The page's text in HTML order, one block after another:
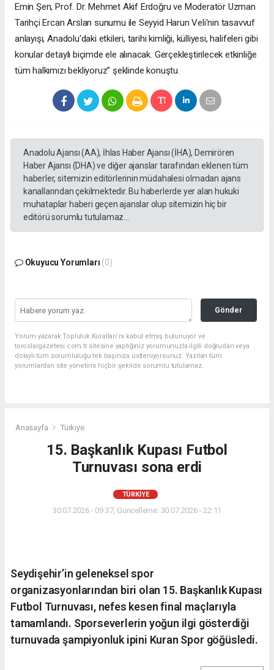
Emin Şen, Prof. Dr. Mehmet Akif Erdoğru ve Moderatör Uzman
Tarihçi Ercan Arslan sunumu ile Seyyid Harun Veli'nin tasavvuf
anlayışı, Anadolu'daki etkileri, tarihi kimliği, külliyesi, halifeleri gibi
konular detaylı biçimde ele alınacak. Gerçekleştirilecek etkinliğe
tüm halkımızı bekliyoruz” şeklinde konuştu.
Anadolu Ajansı (AA), İhlas Haber Ajansı (İHA), Demirören
Haber Ajansı (DHA) ve diğer ajanslar tarafından eklenen tüm
haberler, sitemizin editörlerinin müdahalesi olmadan ajans
kanallarından çekilmektedir. Bu haberlerde yer alan hukuki
muhataplar haberi geçen ajanslar olup sitemizin hiç bir
editörü sorumlu tutulamaz...
Okuyucu Yorumları (0)
Gönder
Yorum yazarak Topluluk Kuralları’nı kabul etmiş bulunuyor ve
toroslargazetesi.com.tr sitesine yaptığınız yorumunuzla ilgili doğrudan veya
dolaylı tüm sorumluluğu tek başınıza üstleniyorsunuz. Yazılan tüm
yorumlardan site yönetimi hiçbir şekilde sorumlu tutulamaz.
Anasayfa Türkiye
15. Başkanlık Kupası Futbol
Turnuvası sona erdi
TÜRKIYE
30.07.2026 - 09:37, Güncelleme: 30.07.2026 - 22:11
Seydişehir’in geleneksel spor
organizasyonlarından biri olan 15. Başkanlık Kupası
Futbol Turnuvası, nefes kesen final maçlarıyla
tamamlandı. Sporseverlerin yoğun ilgi gösterdiği
turnuvada şampiyonluk ipini Kuran Spor göğüsledi.